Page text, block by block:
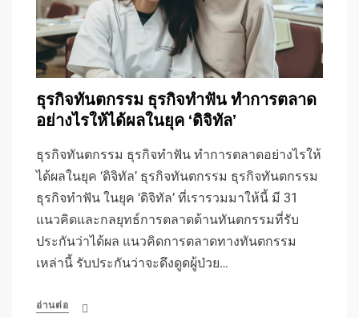
ธุรกิจทันตกรรม ธุรกิจทำฟัน ทำการตลาด
อย่างไรให้ได้ผลในยุค ‘ดิจิทัล’
ธุรกิจทันตกรรม ธุรกิจทำฟัน ทำการตลาดอย่างไรให้
ได้ผลในยุค ‘ดิจิทัล’ ธุรกิจทันตกรรม ธุรกิจทันตกรรม
ธุรกิจทำฟัน ในยุค ‘ดิจิทัล’ ที่เรารวมมาให้นี้ มี 31
แนวคิดและกลยุทธ์การตลาดด้านทันตกรรมที่รับ
ประกันว่าได้ผล แนวคิดการตลาดทางทันตกรรม
เหล่านี้ รับประกันว่าจะดึงดูดผู้ป่วย…
อ่านต่อ